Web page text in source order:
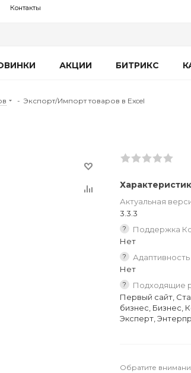
Контакты
АКЦИИ БИТРИКС
- Экспорт/Импорт товаров в Excel
Актуальная
3.3.3
?
Поддержка
Нет
?
Адаптивность
Нет
?
Подходящие
Первый сайт,
бизнес, Бизнес,
Эксперт,
Обратите